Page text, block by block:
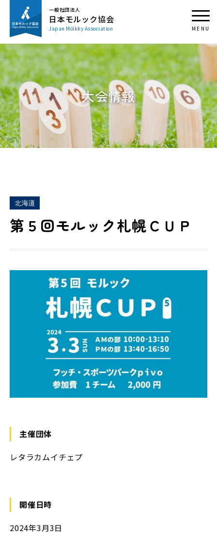
一般社団法人
日本モルック協会
Japan Mölkky Association
大会情報
北海道
第５回モルック札幌ＣＵＰ
主催団体
レタラカムイチェプ
開催日時
2024年3月3日